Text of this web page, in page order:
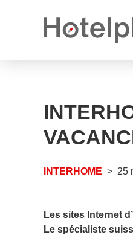
INTERHOME 25
Les sites Internet
Le spécialiste